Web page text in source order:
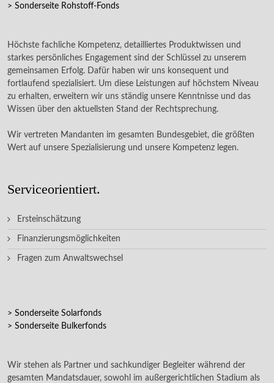
> Sonderseite Rohstoff-Fonds
Höchste fachliche Kompetenz, detailliertes Produktwissen und
starkes persönliches Engagement sind der Schlüssel zu unserem
gemeinsamen Erfolg. Dafür haben wir uns konsequent und
fortlaufend spezialisiert. Um diese Leistungen auf höchstem Niveau
zu erhalten, erweitern wir uns ständig unsere Kenntnisse und das
Wissen über den aktuellsten Stand der Rechtsprechung.
Wir vertreten Mandanten im gesamten Bundesgebiet, die größten
Wert auf unsere Spezialisierung und unsere Kompetenz legen.
Serviceorientiert.
Ersteinschätzung
Finanzierungsmöglichkeiten
Fragen zum Anwaltswechsel
> Sonderseite Solarfonds
> Sonderseite Bulkerfonds
Wir stehen als Partner und sachkundiger Begleiter während der
gesamten Mandatsdauer, sowohl im außergerichtlichen Stadium als